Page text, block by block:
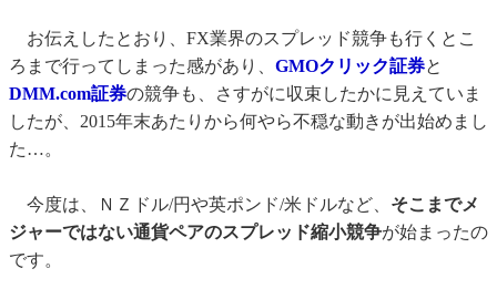
お伝えしたとおり、FX業界のスプレッド競争も行くとこ
ろまで行ってしまった感があり、 GMOクリック証券と
DMM.com証券の競争も、さすがに収束したかに見えていま
したが、2015年末あたりから何やら不穏な動きが出始めまし
た…。
今度は、ＮＺドル/円や英ポンド/米ドルなど、 そこまでメ
ジャーではない通貨ペアのスプレッド縮小競争が始まったの
です。